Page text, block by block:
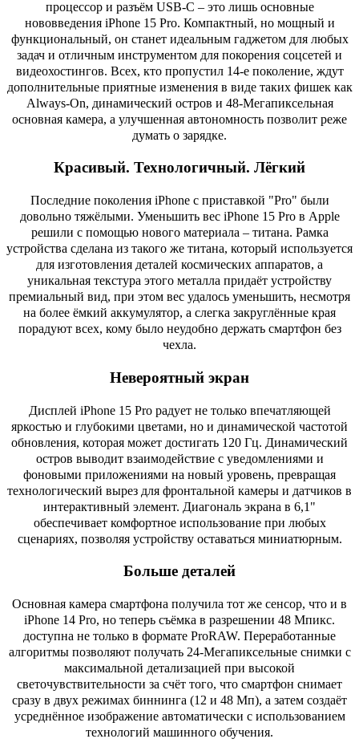
процессор и разъём USB-C – это лишь основные
нововведения iPhone 15 Pro. Компактный, но мощный и
функциональный, он станет идеальным гаджетом для любых
задач и отличным инструментом для покорения соцсетей и
видеохостингов. Всех, кто пропустил 14-е поколение, ждут
дополнительные приятные изменения в виде таких фишек как
Always-On, динамический остров и 48-Мегапиксельная
основная камера, а улучшенная автономность позволит реже
думать о зарядке.
Красивый. Технологичный. Лёгкий
Последние поколения iPhone с приставкой "Pro" были
довольно тяжёлыми. Уменьшить вес iPhone 15 Pro в Apple
решили с помощью нового материала – титана. Рамка
устройства сделана из такого же титана, который используется
для изготовления деталей космических аппаратов, а
уникальная текстура этого металла придаёт устройству
премиальный вид, при этом вес удалось уменьшить, несмотря
на более ёмкий аккумулятор, а слегка закруглённые края
порадуют всех, кому было неудобно держать смартфон без
чехла.
Невероятный экран
Дисплей iPhone 15 Pro радует не только впечатляющей
яркостью и глубокими цветами, но и динамической частотой
обновления, которая может достигать 120 Гц. Динамический
остров выводит взаимодействие с уведомлениями и
фоновыми приложениями на новый уровень, превращая
технологический вырез для фронтальной камеры и датчиков в
интерактивный элемент. Диагональ экрана в 6,1"
обеспечивает комфортное использование при любых
сценариях, позволяя устройству оставаться миниатюрным.
Больше деталей
Основная камера смартфона получила тот же сенсор, что и в
iPhone 14 Pro, но теперь съёмка в разрешении 48 Мпикс.
доступна не только в формате ProRAW. Переработанные
алгоритмы позволяют получать 24-Мегапиксельные снимки с
максимальной детализацией при высокой
светочувствительности за счёт того, что смартфон снимает
сразу в двух режимах биннинга (12 и 48 Мп), а затем создаёт
усреднённое изображение автоматически с использованием
технологий машинного обучения.